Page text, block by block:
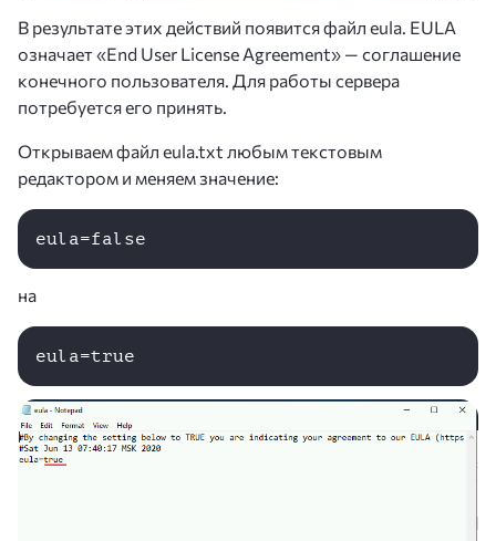
В результате этих действий появится файл eula. EULA
означает «End User License Agreement» — соглашение
конечного пользователя. Для работы сервера
потребуется его принять.
Открываем файл eula.txt любым текстовым
редактором и меняем значение:
eula=false
на
eula=true